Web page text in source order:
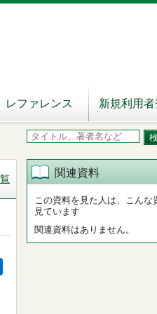
レファレンス 新規利用
関連資料
この資料を見た人は、こんな
見ています
関連資料はありません。